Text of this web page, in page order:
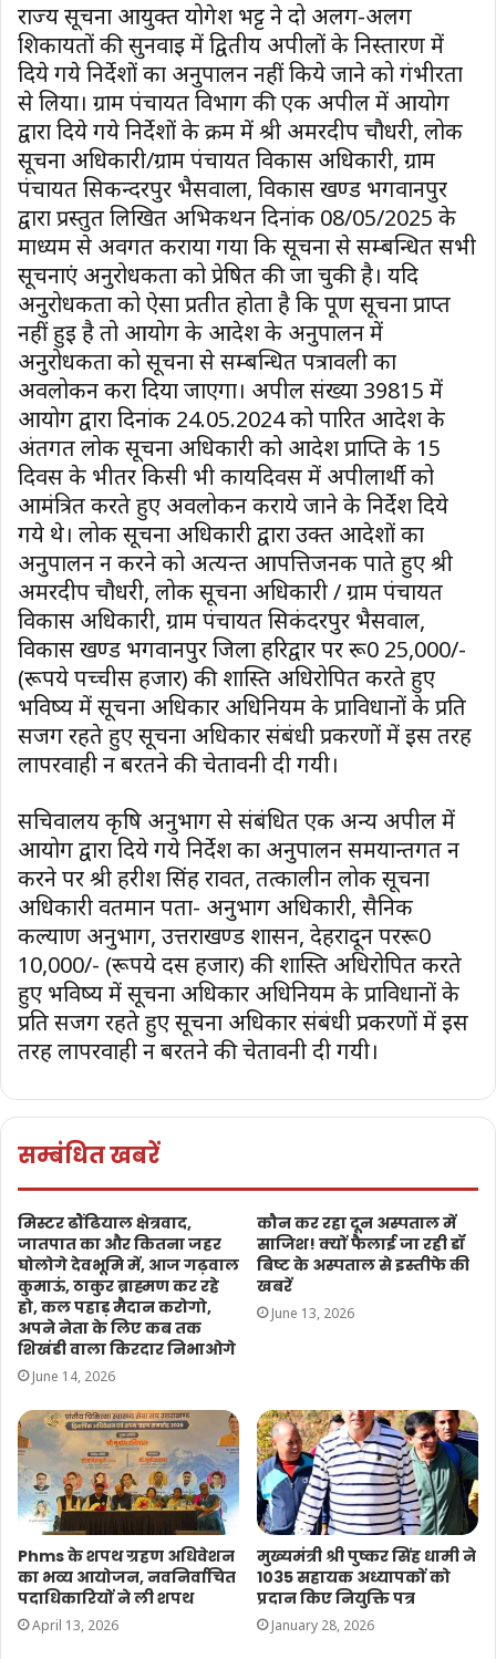
राज्य सूचना आयुक्त योगेश भट्ट ने दो अलग-अलग
शिकायतों की सुनवाई में द्वितीय अपीलों के निस्तारण में
दिये गये निर्देशों का अनुपालन नहीं किये जाने को गंभीरता
से लिया। ग्राम पंचायत विभाग की एक अपील में आयोग
द्वारा दिये गये निर्देशों के क्रम में श्री अमरदीप चौधरी, लोक
सूचना अधिकारी/ग्राम पंचायत विकास अधिकारी, ग्राम
पंचायत सिकन्दरपुर भैसवाला, विकास खण्ड भगवानपुर
द्वारा प्रस्तुत लिखित अभिकथन दिनांक 08/05/2025 के
माध्यम से अवगत कराया गया कि सूचना से सम्बन्धित सभी
सूचनाएं अनुरोधकर्ता को प्रेषित की जा चुकी है। यदि
अनुरोधकर्ता को ऐसा प्रतीत होता है कि पूर्ण सूचना प्राप्त
नहीं हुई है तो आयोग के आदेश के अनुपालन में
अनुरोधकर्ता को सूचना से सम्बन्धित पत्रावली का
अवलोकन करा दिया जाएगा। अपील संख्या 39815 में
आयोग द्वारा दिनांक 24.05.2024 को पारित आदेश के
अंतर्गत लोक सूचना अधिकारी को आदेश प्राप्ति के 15
दिवस के भीतर किसी भी कार्यदिवस में अपीलार्थी को
आमंत्रित करते हुए अवलोकन कराये जाने के निर्देश दिये
गये थे। लोक सूचना अधिकारी द्वारा उक्त आदेशों का
अनुपालन न करने को अत्यन्त आपत्तिजनक पाते हुए श्री
अमरदीप चौधरी, लोक सूचना अधिकारी / ग्राम पंचायत
विकास अधिकारी, ग्राम पंचायत सिकंदरपुर भैसवाल,
विकास खण्ड भगवानपुर जिला हरिद्वार पर रू0 25,000/-
(रूपये पच्चीस हजार) की शास्ति अधिरोपित करते हुए
भविष्य में सूचना अधिकार अधिनियम के प्राविधानों के प्रति
सजग रहते हुए सूचना अधिकार संबंधी प्रकरणों में इस तरह
लापरवाही न बरतने की चेतावनी दी गयी।
सचिवालय कृषि अनुभाग से संबंधित एक अन्य अपील में
आयोग द्वारा दिये गये निर्देश का अनुपालन समयान्तर्गत न
करने पर श्री हरीश सिंह रावत, तत्कालीन लोक सूचना
अधिकारी वर्तमान पता- अनुभाग अधिकारी, सैनिक
कल्याण अनुभाग, उत्तराखण्ड शासन, देहरादून पररू0
10,000/- (रूपये दस हजार) की शास्ति अधिरोपित करते
हुए भविष्य में सूचना अधिकार अधिनियम के प्राविधानों के
प्रति सजग रहते हुए सूचना अधिकार संबंधी प्रकरणों में इस
तरह लापरवाही न बरतने की चेतावनी दी गयी।
सम्बंधित खबरें
मिस्टर ढौंढियाल क्षेत्रवाद,
जातपात का और कितना जहर
घोलोगे देवभूमि में, आज गढ़वाल
कुमाऊं, ठाकुर ब्राह्मण कर रहे
हो, कल पहाड़ मैदान करोगो,
अपने नेता के लिए कब तक
शिखंडी वाला किरदार निभाओगे
June 14, 2026
कौन कर रहा दून अस्पताल में
साजिश! क्यों फैलाई जा रही डॉ
बिष्ट के अस्पताल से इस्तीफे की
खबरें
June 13, 2026
Phms के शपथ ग्रहण अधिवेशन
का भव्य आयोजन, नवनिर्वाचित
पदाधिकारियों ने ली शपथ
April 13, 2026
मुख्यमंत्री श्री पुष्कर सिंह धामी ने
1035 सहायक अध्यापकों को
प्रदान किए नियुक्ति पत्र
January 28, 2026